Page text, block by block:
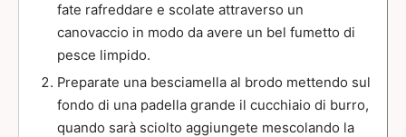
fate rafreddare e scolate attraverso un
canovaccio in modo da avere un bel fumetto di
pesce limpido.
Preparate una besciamella al brodo mettendo sul
fondo di una padella grande il cucchiaio di burro,
quando sarà sciolto aggiungete mescolando la